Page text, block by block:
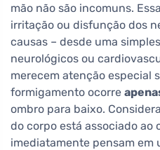
mão não são incomuns.
irritação ou disfunção dos
causas – desde uma
neurológicos ou
merecem atenção especial
formigamento ocorre
ombro para baixo.
do corpo está associado ao
imediatamente pensam em